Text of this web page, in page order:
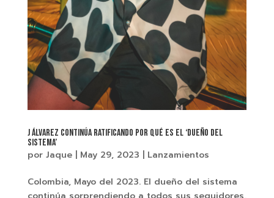
J Álvarez continúa ratificando por qué es el ‘Dueño del
Sistema’
por Jaque| May 29, 2023 Lanzamientos
Colombia, Mayo del 2023. El dueño del sistema